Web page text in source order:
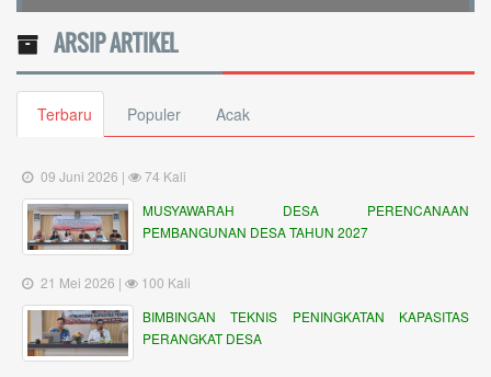
ARSIP ARTIKEL
Terbaru Populer Acak
09 Juni 2026 |
74 Kali
MUSYAWARAH DESA PERENCANAAN
PEMBANGUNAN DESA TAHUN 2027
21 Mei 2026 |
100 Kali
BIMBINGAN TEKNIS PENINGKATAN KAPASITAS
PERANGKAT DESA